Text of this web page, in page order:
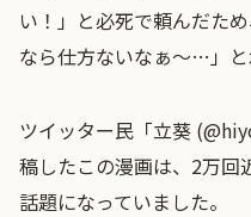
い！」と必死で頼んだた
なら仕方ないなぁ〜…」
ツイッター民「立葵
稿したこの漫画は、2万回
話題になっていました。